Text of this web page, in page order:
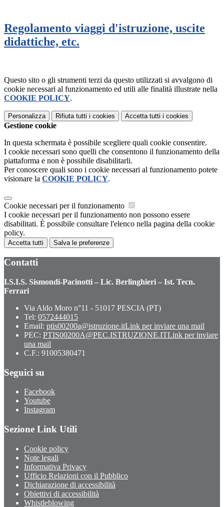
Regolamento viaggi d'istruzione, uscite
didattiche, etc.
Questo sito o gli strumenti terzi da questo utilizzati si avvalgono di
cookie necessari al funzionamento ed utili alle finalità illustrate nella
COOKIE POLICY.
Personalizza Rifiuta tutti i cookies Accetta tutti i cookies
Gestione cookie
In questa schermata è possibile scegliere quali cookie consentire.
I cookie necessari sono quelli che consentono il funzionamento della
piattaforma e non è possibile disabilitarli.
Per conoscere quali sono i cookie necessari al funzionamento potete
visionare la COOKIE POLICY.
Cookie necessari per il funzionamento
I cookie necessari per il funzionamento non possono essere
disabilitati. È possibile consultare l'elenco nella pagina della cookie
policy.
Accetta tutti Salva le preferenze
Contatti
I.S.I.S. Sismondi-Pacinotti – Lic. Berlinghieri – Ist. Tecn.
Ferrari
Via Aldo Moro n°11 - 51017 PESCIA (PT)
Tel: 0572444015
Email: ptis00200a@istruzione.itLink per inviare una mail
PEC: PTIS00200A@PEC.ISTRUZIONE.ITLink per inviare
una mail
C.F.: 91005380471
Seguici su
Facebook
Youtube
Instagram
Sezione Link Utili
Cookie policy
Note legali
Informativa Privacy
Ufficio Relazioni con il Pubblico
Dichiarazione di accessibilità
Obiettivi di accessibilità
Whistleblowing